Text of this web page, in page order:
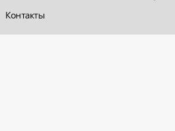
Контакты
Обратная связь